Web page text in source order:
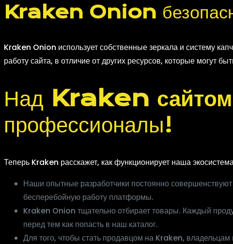
Kraken Onion
Kraken Onion использует собственные зеркала и систему
работу сайта, в отличие от других ресурсов, которые могут
Над Kraken сайтом
профессионалы!
Теперь Kraken расскажет, как функционирует наша
Наши опытные разработчики постоянно
бесперебойную работу платформы.
Kraken Onion тщательно отбирает товары. Каждый
перед тем как попасть в наш каталог.
Для того, чтобы стать продавцом на Kraken,